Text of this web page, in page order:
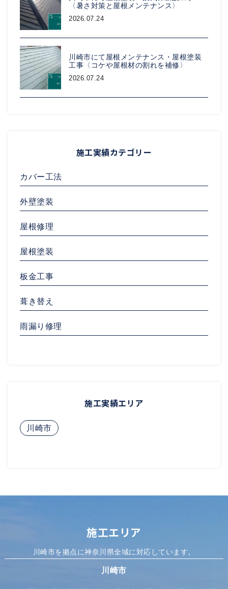
〈暑さ対策と屋根メンテナンス〉
2026.07.24
川崎市にて屋根メンテナンス・屋根塗装
工事〈コケや屋根材の割れを補修〉
2026.07.24
施工実績カテゴリー
カバー工法
外壁塗装
屋根修理
屋根塗装
板金工事
葺き替え
雨漏り修理
施工実績エリア
川崎市
施工エリア
川崎市を拠点に神奈川県全域に対応しています。
川崎市